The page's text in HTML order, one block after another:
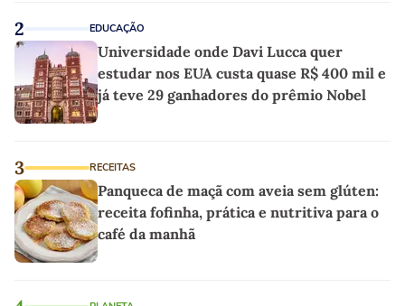
2 EDUCAÇÃO
Universidade onde Davi Lucca quer
estudar nos EUA custa quase R$ 400 mil e
já teve 29 ganhadores do prêmio Nobel
3 RECEITAS
Panqueca de maçã com aveia sem glúten:
receita fofinha, prática e nutritiva para o
café da manhã